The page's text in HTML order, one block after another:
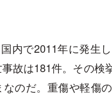
内で2011年に発生
故は181件。その
なのだ。重傷や軽傷